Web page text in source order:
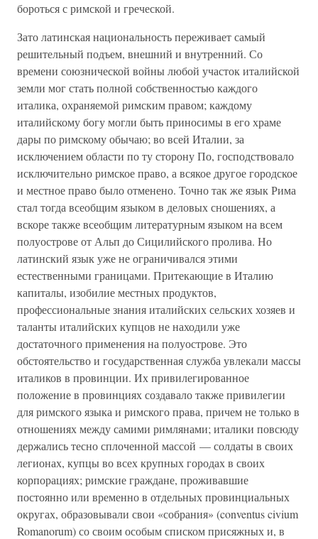
бороться с римской и греческой.
Зато латинская национальность переживает самый
решительный подъем, внешний и внутренний. Со
времени союзнической войны любой участок италийской
земли мог стать полной собственностью каждого
италика, охраняемой римским правом; каждому
италийскому богу могли быть приносимы в его храме
дары по римскому обычаю; во всей Италии, за
исключением области по ту сторону По, господствовало
исключительно римское право, а всякое другое городское
и местное право было отменено. Точно так же язык Рима
стал тогда всеобщим языком в деловых сношениях, а
вскоре также всеобщим литературным языком на всем
полуострове от Альп до Сицилийского пролива. Но
латинский язык уже не ограничивался этими
естественными границами. Притекающие в Италию
капиталы, изобилие местных продуктов,
профессиональные знания италийских сельских хозяев и
таланты италийских купцов не находили уже
достаточного применения на полуострове. Это
обстоятельство и государственная служба увлекали массы
италиков в провинции. Их привилегированное
положение в провинциях создавало также привилегии
для римского языка и римского права, причем не только в
отношениях между самими римлянами; италики повсюду
держались тесно сплоченной массой — солдаты в своих
легионах, купцы во всех крупных городах в своих
корпорациях; римские граждане, проживавшие
постоянно или временно в отдельных провинциальных
округах, образовывали свои «собрания» (conventus civium
Romanorum) со своим особым списком присяжных и, в